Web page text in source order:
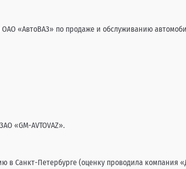
«АвтоВАЗ» по продаже и обслуживанию
«GM-AVTOVAZ».
в Санкт-Петербурге (оценку проводила компания